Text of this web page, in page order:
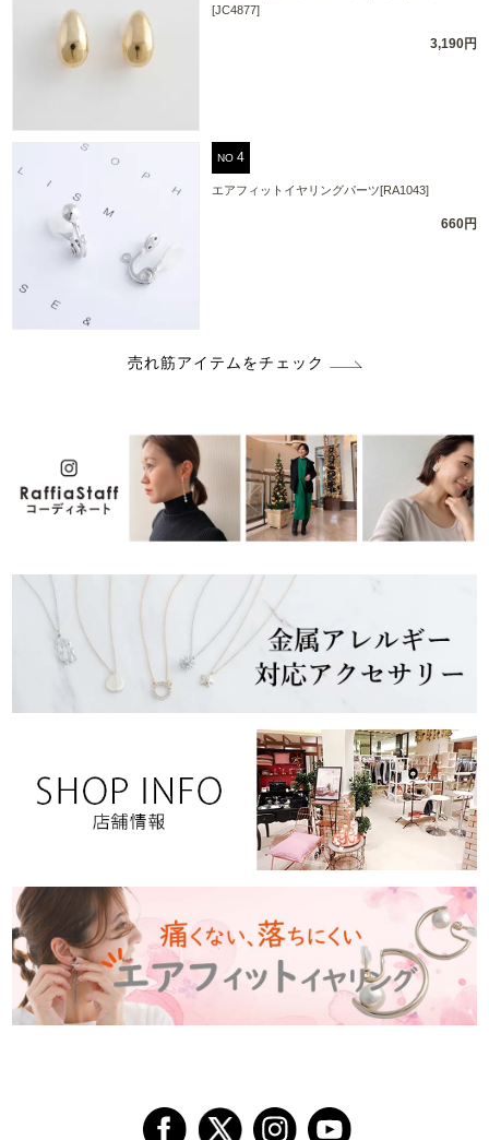
[JC4877]
3,190円
NO
エアフィットイヤリングパーツ[RA1043]
660円
売れ筋アイテムをチェック